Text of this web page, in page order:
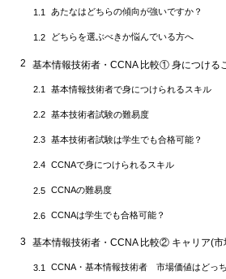
1.1 あたなはどちらの傾向が強いですか？
1.2 どちらを選ぶべきか悩んでいる方へ
2 基本情報技術者・CCNA 比較① 身につける
2.1 基本情報技術者で身につけられるスキル
2.2 基本技術者試験の難易度
2.3 基本技術者試験は学生でも合格可能？
2.4 CCNAで身につけられるスキル
2.5 CCNAの難易度
2.6 CCNAは学生でも合格可能？
3 基本情報技術者・CCNA 比較② キャリア(市
3.1 CCNA・基本情報技術者 市場価値はどっ